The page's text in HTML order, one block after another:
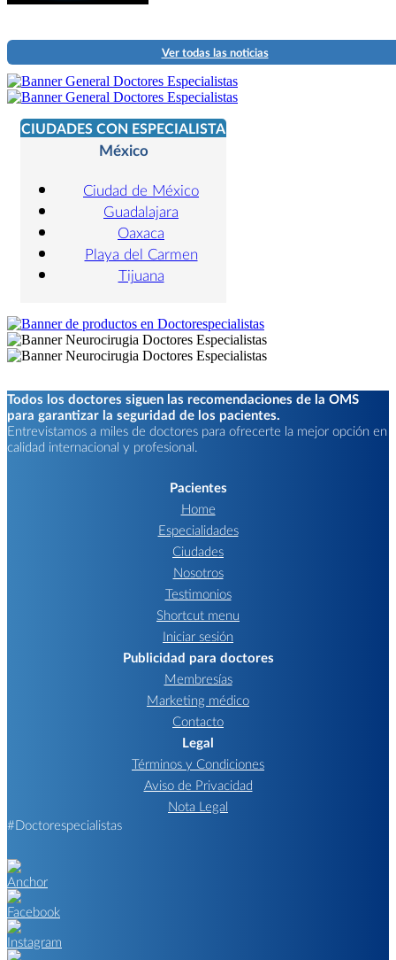
Ver todas las noticias
CIUDADES CON ESPECIALISTA
México
Ciudad de México
Guadalajara
Oaxaca
Playa del Carmen
Tijuana
Todos los doctores siguen las recomendaciones de la OMS
para garantizar la seguridad de los pacientes.
Entrevistamos a miles de doctores para ofrecerte la mejor opción en
calidad internacional y profesional.
Pacientes
Home
Especialidades
Ciudades
Nosotros
Testimonios
Shortcut menu
Iniciar sesión
Publicidad para doctores
Membresías
Marketing médico
Contacto
Legal
Términos y Condiciones
Aviso de Privacidad
Nota Legal
#Doctorespecialistas